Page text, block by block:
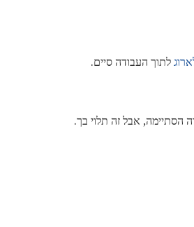
לתוך העבודה סיים.
הסתיימה, אבל זה תלוי בך.